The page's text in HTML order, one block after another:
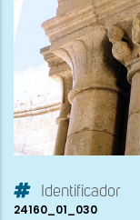
Identificador
24160_01_030